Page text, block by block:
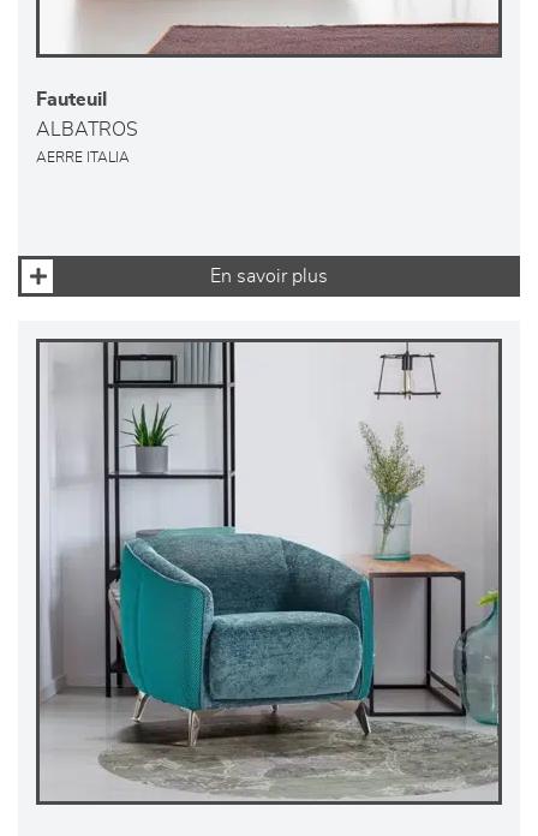
Fauteuil
ALBATROS
AERRE ITALIA
En savoir plus